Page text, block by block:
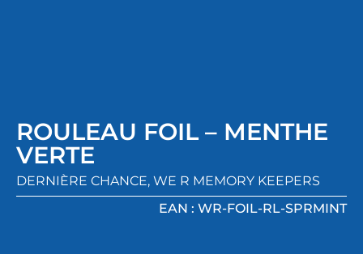
ROULEAU FOIL – MENTHE
VERTE
DERNIÈRE CHANCE, WE R MEMORY KEEPERS
EAN : WR-FOIL-RL-SPRMINT